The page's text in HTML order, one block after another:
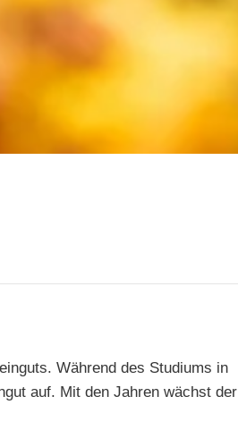
Während des Studiums in
auf. Mit den Jahren wächst der